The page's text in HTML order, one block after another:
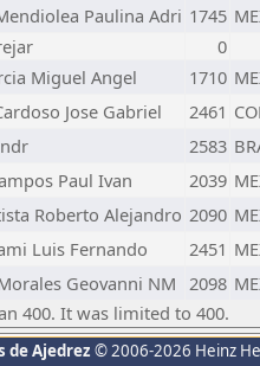
Paulina Adri 1745
0
Miguel Angel 1710
Jose Gabriel 2461
2583
Paul Ivan 2039
Roberto Alejandro 2090
Luis Fernando 2451
Geovanni NM 2098
400. It was limited to 400.
de Ajedrez © 2006-2026 Heinz